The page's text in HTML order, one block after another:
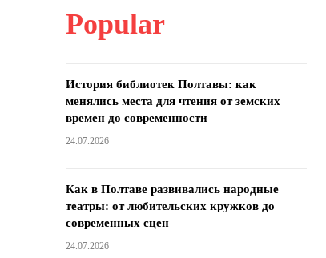
Popular
История библиотек Полтавы: как
менялись места для чтения от земских
времен до современности
24.07.2026
Как в Полтаве развивались народные
театры: от любительских кружков до
современных сцен
24.07.2026